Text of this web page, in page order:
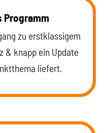
Programm
zu erstklassigem
& knapp ein Update
liefert.